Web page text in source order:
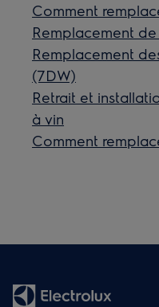
Comment
Remplacement
Remplacement
(7DW)
Retrait et
à vin
Comment